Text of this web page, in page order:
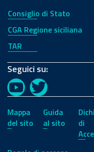
Consiglio di Stato
CGA Regione siciliana
TAR
Seguici su:
YouTubeTwitter
Mappa
del sito
Guida
al sito
di